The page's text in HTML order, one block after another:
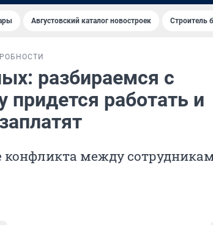
Августовский каталог новостроек Строитель
разбираемся с
работать и
конфликта между